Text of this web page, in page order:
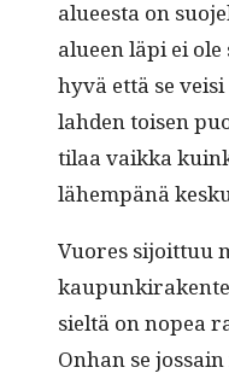
alueesta on
alueen läpi ei
hyvä että se
lah­den toisen
tilaa vaik­ka
lähempänä
Vuores sijoit­tuu
sieltä on nopea
Onhan se